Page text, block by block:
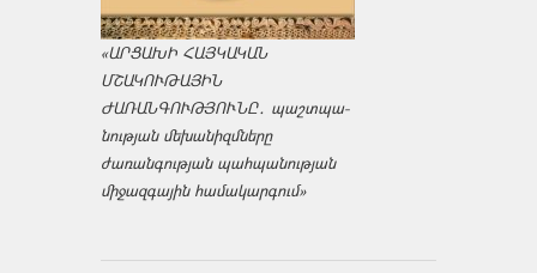
«ԱՐՑԱԽԻ ՀԱՅԿԱԿԱՆ
ՄՇԱԿՈՒԹԱՅԻՆ
ԺԱՌԱՆԳՈՒԹՅՈՒՆԸ․ պաշտպա­
նության մեխանիզմները
ժառանգության պահպանության
միջազ­գային համակարգում»